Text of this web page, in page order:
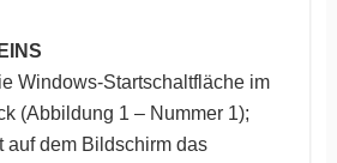
Windows-Startschaltfläche im
(Abbildung 1 – Nummer 1);
auf dem Bildschirm das